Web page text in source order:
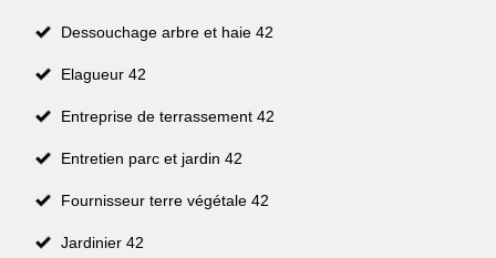
Dessouchage arbre et haie 42
Elagueur 42
Entreprise de terrassement 42
Entretien parc et jardin 42
Fournisseur terre végétale 42
Jardinier 42